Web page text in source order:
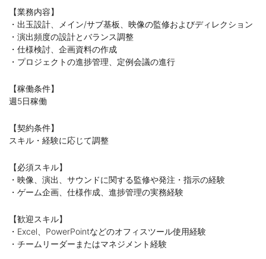
【業務内容】
・出玉設計、メイン/サブ基板、映像の監修およびディレクション
・演出頻度の設計とバランス調整
・仕様検討、企画資料の作成
・プロジェクトの進捗管理、定例会議の進行
【稼働条件】
週5日稼働
【契約条件】
スキル・経験に応じて調整
【必須スキル】
・映像、演出、サウンドに関する監修や発注・指示の経験
・ゲーム企画、仕様作成、進捗管理の実務経験
【歓迎スキル】
・Excel、PowerPointなどのオフィスツール使用経験
・チームリーダーまたはマネジメント経験